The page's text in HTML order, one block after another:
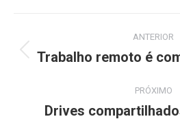
de
ANTERIOR
Post
Trabalho remoto é
PRÓXIMO
Drives